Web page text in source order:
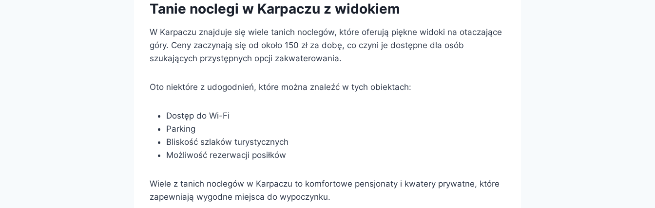
Tanie noclegi w Karpaczu z widokiem
W Karpaczu znajduje się wiele tanich noclegów, które oferują piękne widoki na otaczające
góry. Ceny zaczynają się od około 150 zł za dobę, co czyni je dostępne dla osób
szukających przystępnych opcji zakwaterowania.
Oto niektóre z udogodnień, które można znaleźć w tych obiektach:
Dostęp do Wi-Fi
Parking
Bliskość szlaków turystycznych
Możliwość rezerwacji posiłków
Wiele z tanich noclegów w Karpaczu to komfortowe pensjonaty i kwatery prywatne, które
zapewniają wygodne miejsca do wypoczynku.